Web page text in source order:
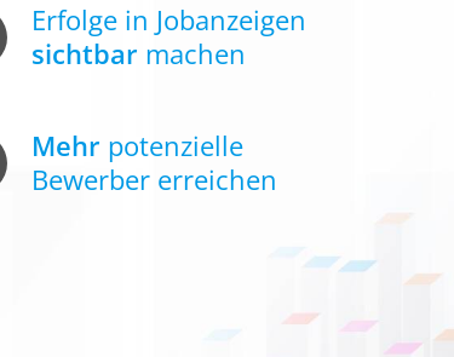
Erfolge in Job­anzeigen
sichtbar machen
Mehr potenzielle
Bewerber erreichen